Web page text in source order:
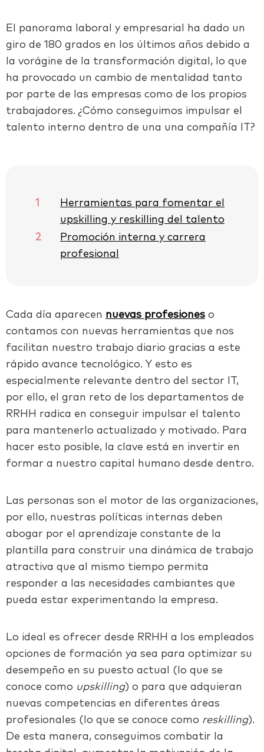
El panorama laboral y empresarial ha dado un
giro de 180 grados en los últimos años debido a
la vorágine de la transformación digital, lo que
ha provocado un cambio de mentalidad tanto
por parte de las empresas como de los propios
trabajadores. ¿Cómo conseguimos impulsar el
talento interno dentro de una una compañía IT?
1
Herramientas para fomentar el
upskilling y reskilling del talento
2
Promoción interna y carrera
profesional
Cada día aparecen nuevas profesiones o
contamos con nuevas herramientas que nos
facilitan nuestro trabajo diario gracias a este
rápido avance tecnológico. Y esto es
especialmente relevante dentro del sector IT,
por ello, el gran reto de los departamentos de
RRHH radica en conseguir impulsar el talento
para mantenerlo actualizado y motivado. Para
hacer esto posible, la clave está en invertir en
formar a nuestro capital humano desde dentro.
Las personas son el motor de las organizaciones,
por ello, nuestras políticas internas deben
abogar por el aprendizaje constante de la
plantilla para construir una dinámica de trabajo
atractiva que al mismo tiempo permita
responder a las necesidades cambiantes que
pueda estar experimentando la empresa.
Lo ideal es ofrecer desde RRHH a los empleados
opciones de formación ya sea para optimizar su
desempeño en su puesto actual (lo que se
conoce como upskilling) o para que adquieran
nuevas competencias en diferentes áreas
profesionales (lo que se conoce como reskilling).
De esta manera, conseguimos combatir la